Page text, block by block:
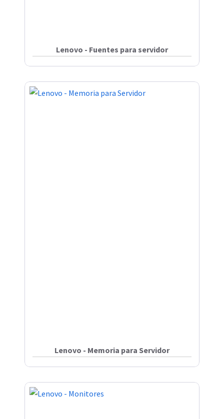
Lenovo - Fuentes para servidor
Lenovo - Memoria para Servidor